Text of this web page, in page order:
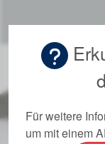
Für weitere
um mit einem